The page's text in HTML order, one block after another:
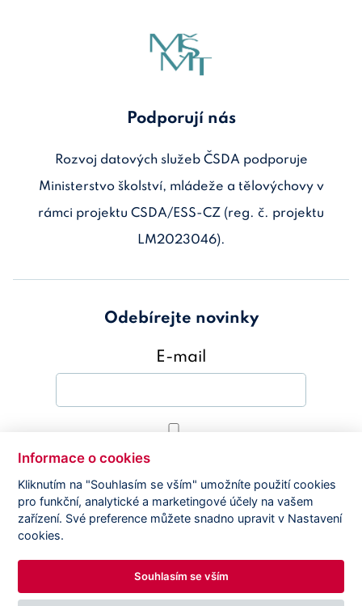
Podporují nás
Rozvoj datových služeb ČSDA podporuje
Ministerstvo školství, mládeže a tělovýchovy v
rámci projektu CSDA/ESS-CZ (reg. č. projektu
LM2023046).
Odebírejte novinky
E-mail
Souhlasím sZásady ochrany osobních
údajů
Odebírat novinky
Informace o cookies
Kliknutím na "Souhlasím se vším" umožníte použití cookies
pro funkční, analytické a marketingové účely na vašem
zařízení. Své preference můžete snadno upravit v Nastavení
cookies.
Souhlasím se vším